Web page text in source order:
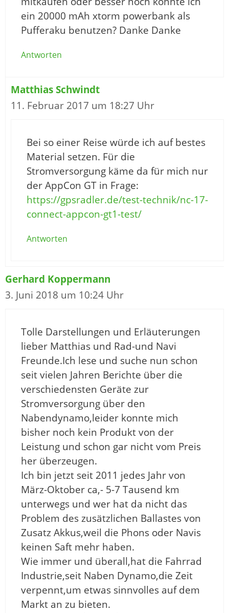
ein 20000 mAh xtorm powerbank als
Pufferaku benutzen? Danke Danke
Antworten
Matthias Schwindt
11. Februar 2017 um 18:27 Uhr
Bei so einer Reise würde ich auf bestes
Material setzen. Für die
Stromversorgung käme da für mich nur
der AppCon GT in Frage:
https://gpsradler.de/test-technik/nc-17-
connect-appcon-gt1-test/
Antworten
Gerhard Koppermann
3. Juni 2018 um 10:24 Uhr
Tolle Darstellungen und Erläuterungen
lieber Matthias und Rad-und Navi
Freunde.Ich lese und suche nun schon
seit vielen Jahren Berichte über die
verschiedensten Geräte zur
Stromversorgung über den
Nabendynamo,leider konnte mich
bisher noch kein Produkt von der
Leistung und schon gar nicht vom Preis
her überzeugen.
Ich bin jetzt seit 2011 jedes Jahr von
März-Oktober ca,- 5-7 Tausend km
unterwegs und wer hat da nicht das
Problem des zusätzlichen Ballastes von
Zusatz Akkus,weil die Phons oder Navis
keinen Saft mehr haben.
Wie immer und überall,hat die Fahrrad
Industrie,seit Naben Dynamo,die Zeit
verpennt,um etwas sinnvolles auf dem
Markt an zu bieten.